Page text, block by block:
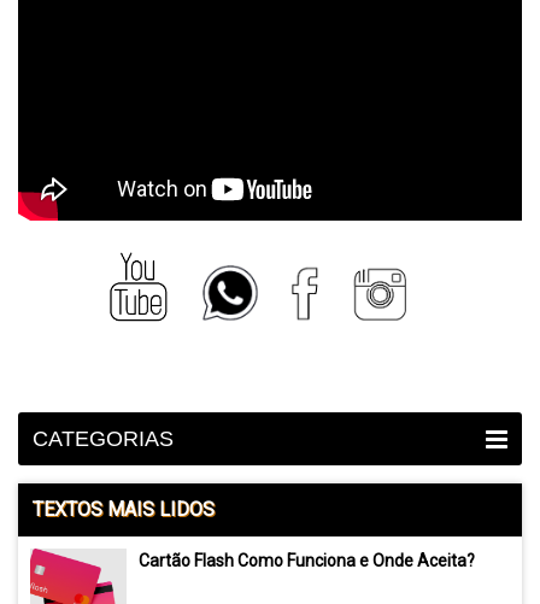
CATEGORIAS
TEXTOS MAIS LIDOS
Cartão Flash Como Funciona e Onde Aceita?